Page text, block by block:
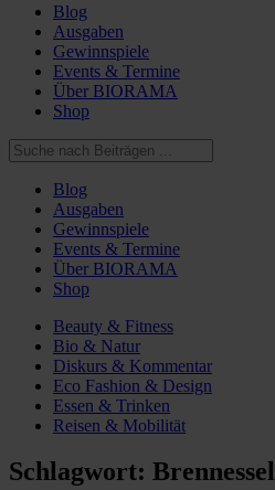
Blog
Ausgaben
Gewinnspiele
Events & Termine
Über BIORAMA
Shop
Blog
Ausgaben
Gewinnspiele
Events & Termine
Über BIORAMA
Shop
Beauty & Fitness
Bio & Natur
Diskurs & Kommentar
Eco Fashion & Design
Essen & Trinken
Reisen & Mobilität
Schlagwort: Brennessel